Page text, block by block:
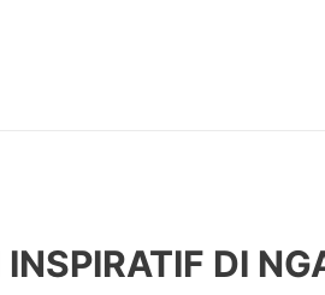
DI